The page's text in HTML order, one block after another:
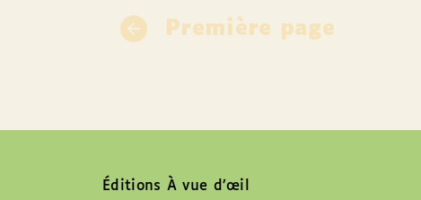
Première page
Éditions À vue d’œil